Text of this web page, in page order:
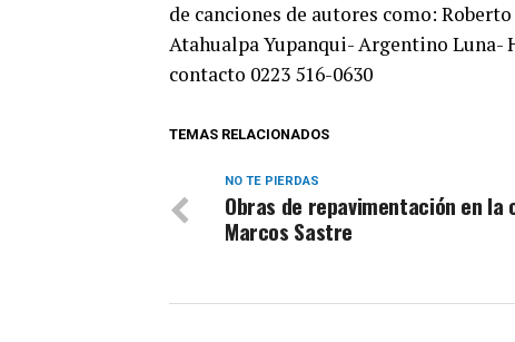
de canciones de autores como:
Atahualpa Yupanqui- Argentino Luna-
contacto 0223 516-0630
TEMAS RELACIONADOS
NO TE PIERDAS
Obras de repavimentación en la
Marcos Sastre